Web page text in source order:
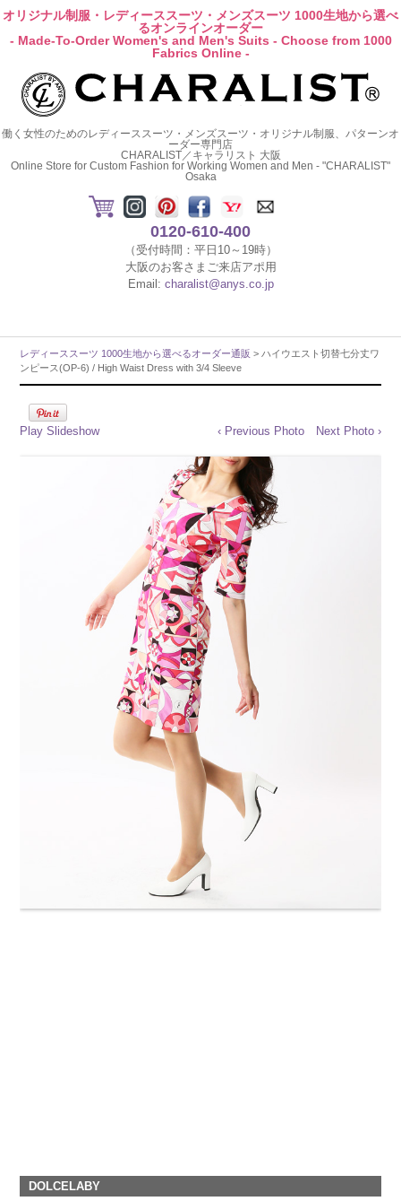
オリジナル制服・レディーススーツ・メンズスーツ 1000生地から選べ
るオンラインオーダー
- Made-To-Order Women's and Men's Suits - Choose from 1000
Fabrics Online -
働く女性のためのレディーススーツ・メンズスーツ・オリジナル制服、パターンオ
ーダー専門店
CHARALIST／キャラリスト 大阪
Online Store for Custom Fashion for Working Women and Men - "CHARALIST"
Osaka
0120-610-400
（受付時間：平日10～19時）
大阪のお客さまご来店アポ用
Email: charalist@anys.co.jp
レディーススーツ 1000生地から選べるオーダー通販 > ハイウエスト切替七分丈ワ
ンピース(OP-6) / High Waist Dress with 3/4 Sleeve
Play Slideshow ‹ Previous Photo Next Photo ›
DOLCELABY